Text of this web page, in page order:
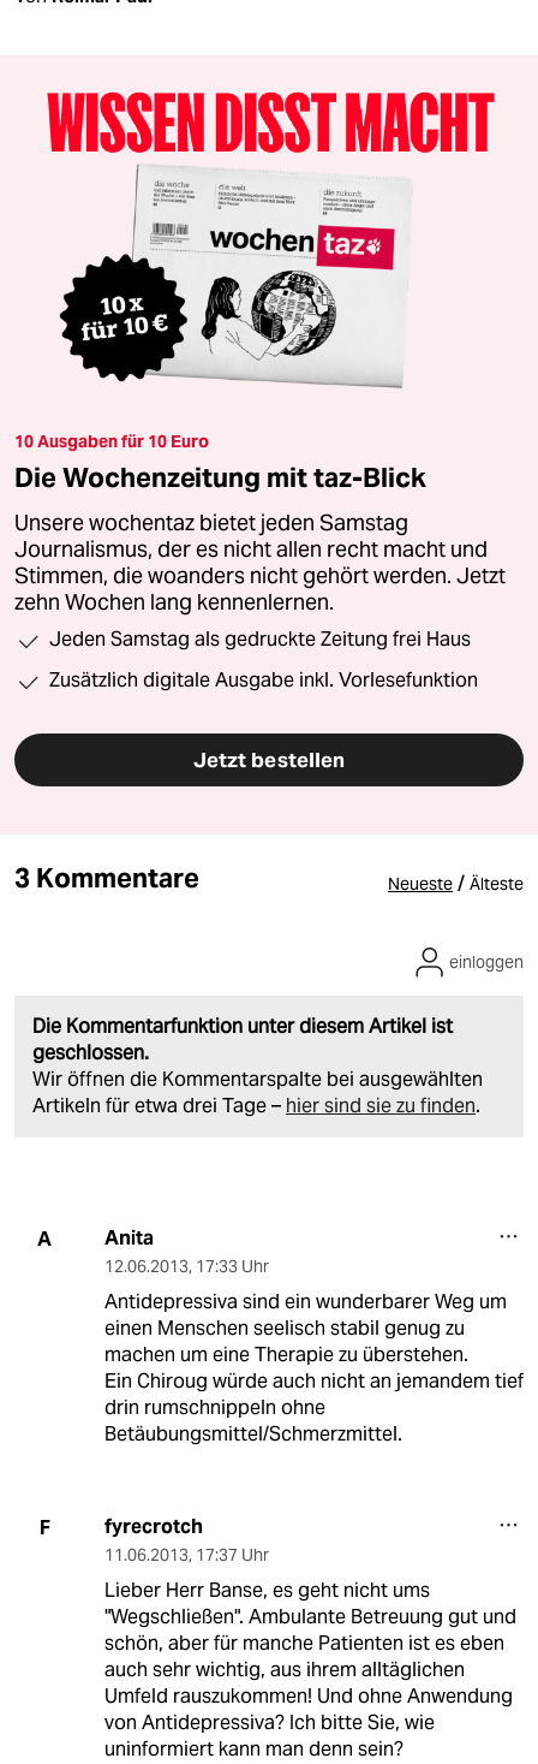
10 Ausgaben für 10 Euro
Die Wochenzeitung mit taz-Blick
Unsere wochentaz bietet jeden Samstag
Journalismus, der es nicht allen recht macht und
Stimmen, die woanders nicht gehört werden. Jetzt
zehn Wochen lang kennenlernen.
Jeden Samstag als gedruckte Zeitung frei Haus
Zusätzlich digitale Ausgabe inkl. Vorlesefunktion
Jetzt bestellen
3 Kommentare Neueste / Älteste
Die Kommentarfunktion unter diesem Artikel ist
geschlossen.
Wir öffnen die Kommentarspalte bei ausgewählten
Artikeln für etwa drei Tage – hier sind sie zu finden.
einloggen
A Anita
12.06.2013, 17:33 Uhr
Antidepressiva sind ein wunderbarer Weg um
einen Menschen seelisch stabil genug zu
machen um eine Therapie zu überstehen.
Ein Chiroug würde auch nicht an jemandem tief
drin rumschnippeln ohne
Betäubungsmittel/Schmerzmittel.
F fyrecrotch
11.06.2013, 17:37 Uhr
Lieber Herr Banse, es geht nicht ums
"Wegschließen". Ambulante Betreuung gut und
schön, aber für manche Patienten ist es eben
auch sehr wichtig, aus ihrem alltäglichen
Umfeld rauszukommen! Und ohne Anwendung
von Antidepressiva? Ich bitte Sie, wie
uninformiert kann man denn sein?